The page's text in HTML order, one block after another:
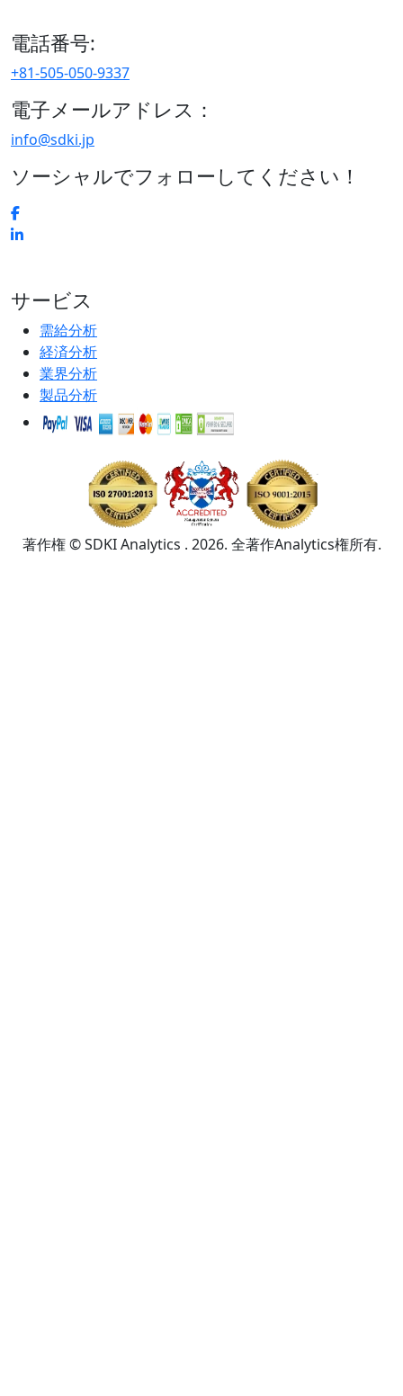
電話番号:
+81-505-050-9337
電子メールアドレス：
info@sdki.jp
ソーシャルでフォローしてください！
サービス
需給分析
経済分析
業界分析
製品分析
著作権 © SDKI Analytics . 2026. 全著作Analytics権所有.